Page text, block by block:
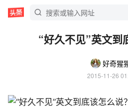
“好久不见”英文到
好奇猩
2015-11-26